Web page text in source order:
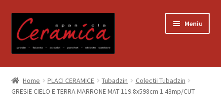
la
navigare
la
conținut
Meniu
Prima pagină
Blog
Home PLACI CERAMICE Tubadzin
Colectii Tubadzin
GRESIE CIELO E TERRA MARRONE MAT 119.8x598cm 1.43mp/CUT